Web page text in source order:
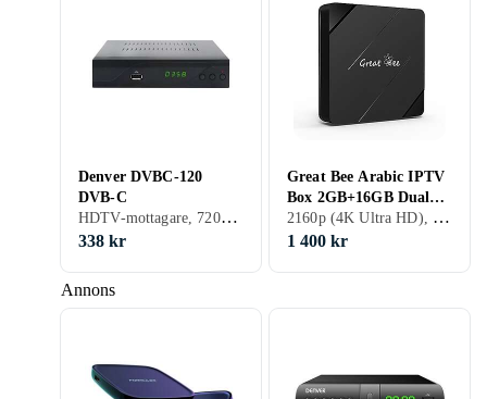
Annons
Denver DVBC-120
DVB-C
HDTV-mottagare, 720p, 1080p (Full HD), 1080i, Kabel (DVB-C)
338 kr
Great Bee Arabic IPTV
Box 2GB+16GB Dual
Wi-Fi 4K Android TV
Box
2160p (4K Ultra HD), Inbyggd hårddisk
1 400 kr